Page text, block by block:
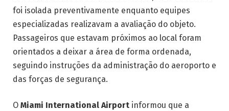
foi isolada preventivamente enquanto equipes
especializadas realizavam a avaliação do objeto.
Passageiros que estavam próximos ao local foram
orientados a deixar a área de forma ordenada,
seguindo instruções da administração do aeroporto e
das forças de segurança.
O Miami International Airport informou que a